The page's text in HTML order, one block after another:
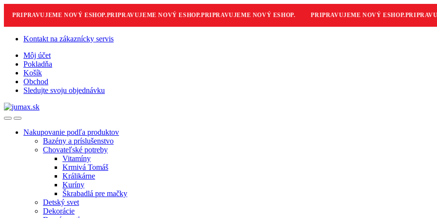
PRIPRAVUJEME NOVÝ ESHOP.PRIPRAVUJEME NOVÝ ESHOP.PRIPRAVUJEME NOVÝ ESHOP. PRIPRAVUJEME NOVÝ ESHOP.
Skip
navigation
Skip
content
Kontakt na zákaznícky servis
Môj účet
Pokladňa
Košík
Obchod
Sledujte svoju objednávku
Nakupovanie podľa produktov
Bazény a príslušenstvo
Chovateľské potreby
Vitamíny
Krmivá Tomáš
Králikárne
Kuríny
Škrabadlá pre mačky
Detský svet
Dekorácie